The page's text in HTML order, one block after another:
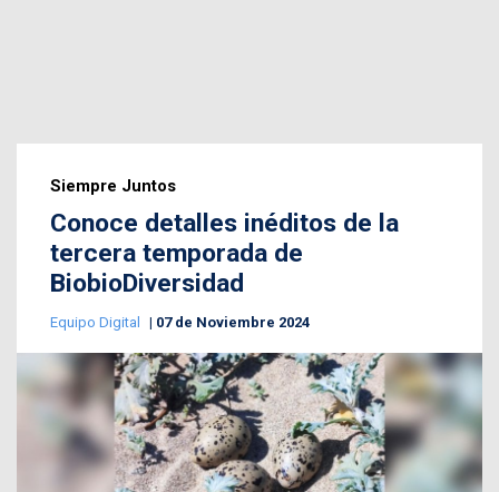
Siempre Juntos
Conoce detalles inéditos de la
tercera temporada de
BiobioDiversidad
Equipo Digital 07 de Noviembre 2024